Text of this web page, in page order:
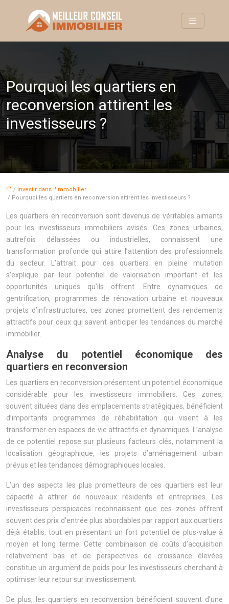
Pourquoi les quartiers en
reconversion attirent les
investisseurs ?
/ Investir dans l'immobilier
/ Pourquoi les quartiers en reconversion attirent les investisseurs ?
Les quartiers en reconversion sont devenus de véritables aimants
pour les investisseurs immobiliers avisés. Ces zones urbaines,
autrefois délaissées ou industrielles, connaissent une
transformation profonde qui attire l’attention des professionnels
du secteur. L’attrait pour ces quartiers en pleine mutation
s’explique par leur potentiel de valorisation important et les
opportunités uniques qu’ils offrent. Entre dynamiques de
gentrification, programmes de rénovation urbaine et nouveaux
projets d’infrastructures, ces zones promettent des rendements
attractifs pour ceux qui savent anticiper les tendances du marché
immobilier.
Analyse du potentiel économique des
quartiers en reconversion
Les quartiers en reconversion présentent un potentiel économique
considérable pour les investisseurs immobiliers. Ces zones,
souvent situées dans des emplacements stratégiques, bénéficient
d’importants programmes de réhabilitation qui visent à les
transformer en espaces de vie attractifs et dynamiques. L’analyse
de ce potentiel repose sur plusieurs facteurs clés, notamment la
localisation géographique, les projets d’aménagement urbain
prévus et les tendances démographiques locales.
L’un des aspects les plus prometteurs de ces quartiers est leur
capacité à attirer de nouveaux résidents et entreprises. Les
investisseurs perspicaces reconnaissent que ces zones offrent
souvent des prix d’entrée plus abordables par rapport aux quartiers
déjà établis, tout en présentant un fort potentiel de plus-value à
moyen et long terme. Cette combinaison de coûts d’acquisition
relativement bas et de perspectives de croissance élevées
constitue un argument de poids pour les investisseurs cherchant à
optimiser leur retour sur investissement.
De plus, les quartiers en reconversion bénéficient souvent d’une